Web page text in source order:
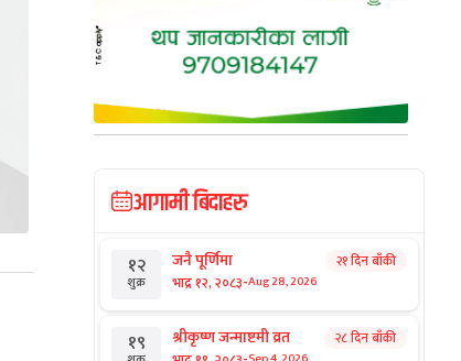
आगामी बिदाहरु
१२
शुक्र
जनै पूर्णिमा
भाद्र १२, २०८३-Aug 28, 2026
२१ दिन बाँकी
१९ श्रीकृष्ण जन्माष्टमी व्रत २८ दिन बाँकी